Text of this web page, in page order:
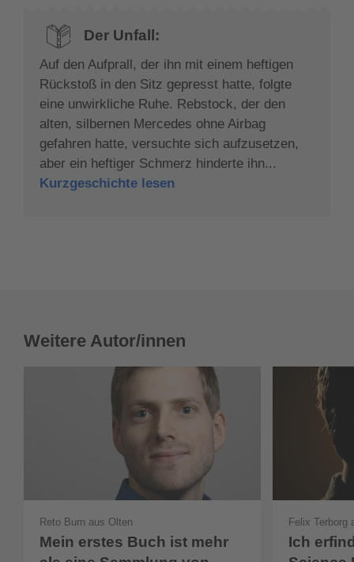
Der Unfall:
Auf den Aufprall, der ihn mit einem heftigen
Rückstoß in den Sitz gepresst hatte, folgte
eine unwirkliche Ruhe. Rebstock, der den
alten, silbernen Mercedes ohne Airbag
gefahren hatte, versuchte sich aufzusetzen,
aber ein heftiger Schmerz hinderte ihn...
Kurzgeschichte lesen
Weitere Autor/innen
Reto Burn aus Olten
Mein erstes Buch ist mehr
Felix Terborg
Ich